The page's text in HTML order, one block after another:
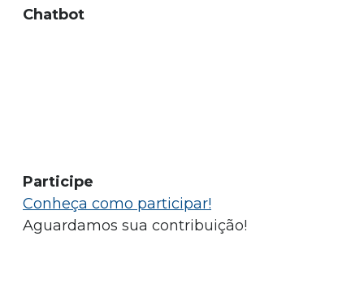
Chatbot
Participe
Conheça como participar!
Aguardamos sua contribuição!